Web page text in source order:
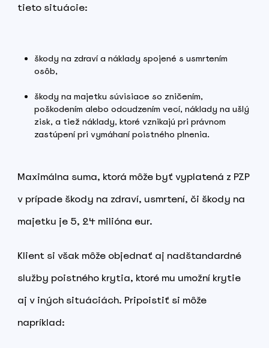
tieto situácie:
škody na zdraví a náklady spojené s usmrtením
osôb,
škody na majetku súvisiace so zničením,
poškodením alebo odcudzením vecí, náklady na ušlý
zisk, a tiež náklady, ktoré vznikajú pri právnom
zastúpení pri vymáhaní poistného plnenia.
Maximálna suma, ktorá môže byť vyplatená z PZP
v prípade škody na zdraví, usmrtení, či škody na
majetku je 5, 24 milióna eur.
Klient si však môže objednať aj nadštandardné
služby poistného krytia, ktoré mu umožní krytie
aj v iných situáciách. Pripoistiť si môže
napríklad: